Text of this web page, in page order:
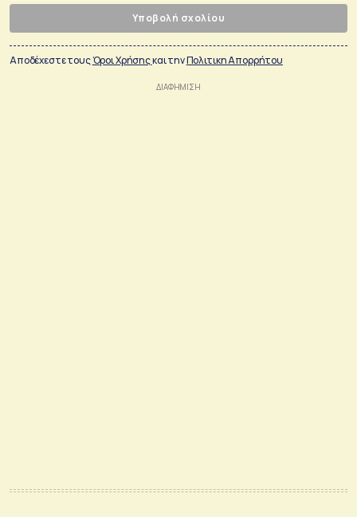
Υποβολή σχολίου
Αποδέχεστε τουςΌροι Χρήσηςκαι τηνΠολιτικη Απορρήτου